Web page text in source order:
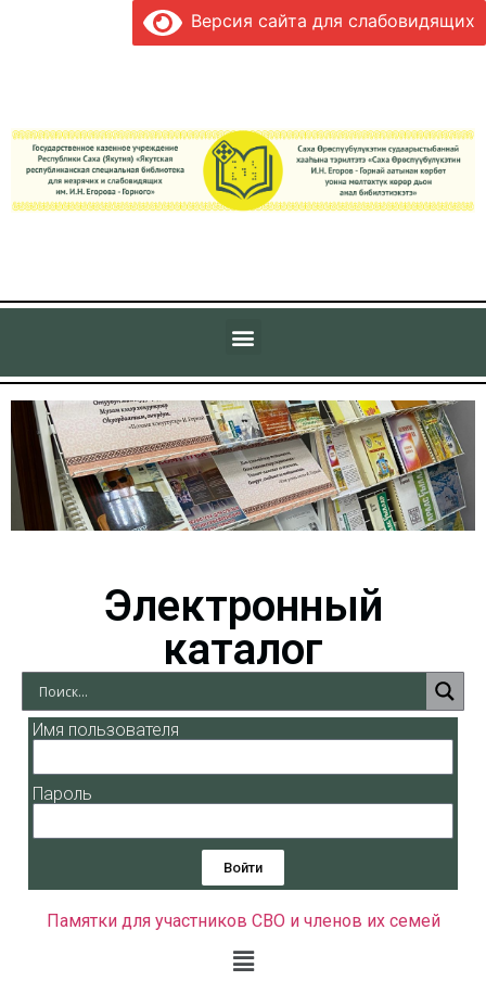
Версия сайта для слабовидящих
Электронный
каталог
Имя пользователя
Пароль
Войти
Памятки для участников СВО и членов их семей